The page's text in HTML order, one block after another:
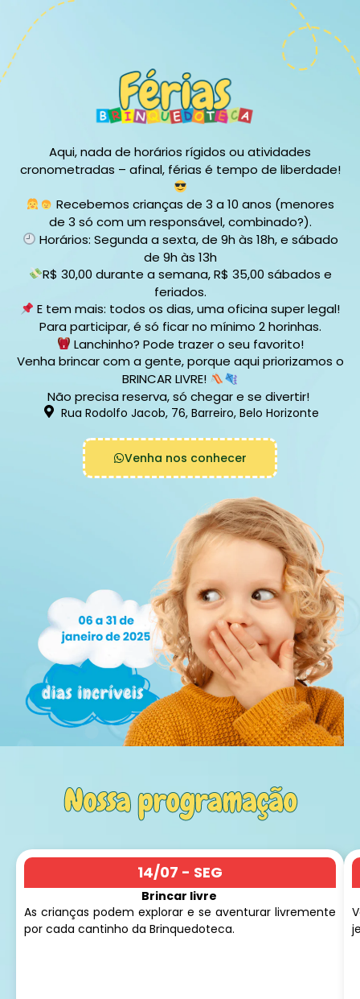
Aqui, nada de horários rígidos ou atividades
cronometradas – afinal, férias é tempo de liberdade!
Recebemos crianças de 3 a 10 anos (menores
de 3 só com um responsável, combinado?).
Horários: Segunda a sexta, de 9h às 18h, e sábado
de 9h às 13h
R$ 30,00 durante a semana, R$ 35,00 sábados e
feriados.
E tem mais: todos os dias, uma oficina super legal!
Para participar, é só ficar no mínimo 2 horinhas.
Lanchinho? Pode trazer o seu favorito!
Venha brincar com a gente, porque aqui priorizamos o
BRINCAR LIVRE!
Não precisa reserva, só chegar e se divertir!
Rua Rodolfo Jacob, 76, Barreiro, Belo Horizonte
Venha nos conhecer
Nossa programação
14/07 - SEG
Brincar livre
As crianças podem explorar e se aventurar livremente
por cada cantinho da Brinquedoteca.